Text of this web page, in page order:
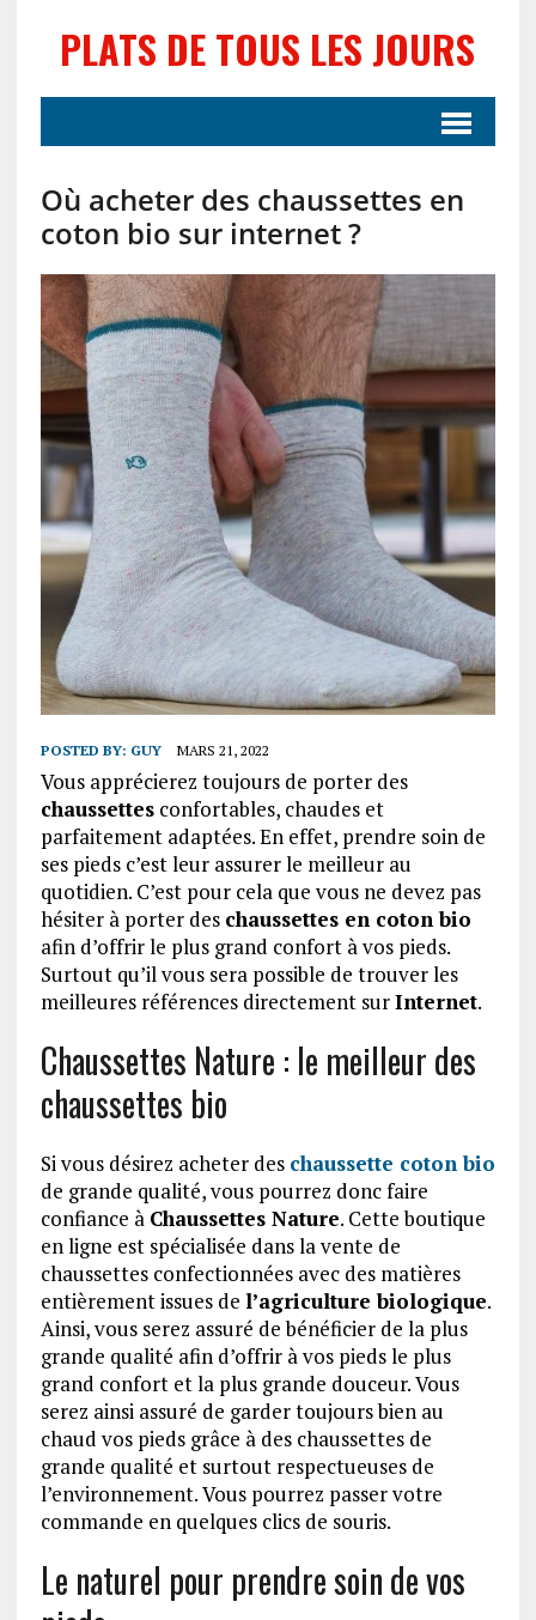
PLATS DE TOUS LES JOURS
Où acheter des chaussettes en
coton bio sur internet ?
POSTED BY: GUY MARS 21, 2022
Vous apprécierez toujours de porter des
chaussettesconfortables, chaudes et
parfaitement adaptées. En effet, prendre soin de
ses pieds c’est leur assurer le meilleur au
quotidien. C’est pour cela que vous ne devez pas
hésiter à porter des chaussettes en coton bio
afin d’offrir le plus grand confort à vos pieds.
Surtout qu’il vous sera possible de trouver les
meilleures références directement surInternet.
Chaussettes Nature : le meilleur des
chaussettes bio
Si vous désirez acheter des chaussette coton bio
de grande qualité, vous pourrez donc faire
confiance à Chaussettes Nature. Cette boutique
en ligne est spécialisée dans la vente de
chaussettes confectionnées avec des matières
entièrement issues de l’agriculture biologique.
Ainsi, vous serez assuré de bénéficier de la plus
grande qualité afin d’offrir à vos pieds le plus
grand confort et la plus grande douceur. Vous
serez ainsi assuré de garder toujours bien au
chaud vos pieds grâce à des chaussettes de
grande qualité et surtout respectueuses de
l’environnement. Vous pourrez passer votre
commande en quelques clics de souris.
Le naturel pour prendre soin de vos